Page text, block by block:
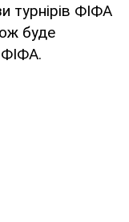
турнірів ФІФА
буде
ФІФА.